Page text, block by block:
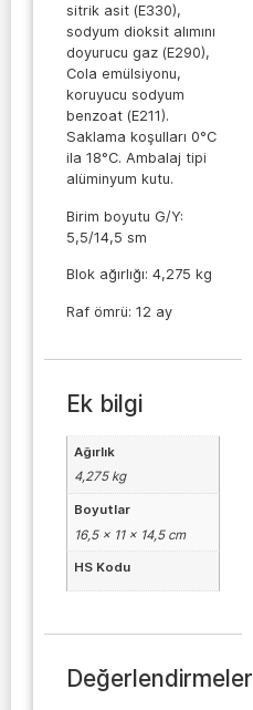
sitrik asit (E330),
sodyum dioksit alımını
doyurucu gaz (E290),
Cola emülsiyonu,
koruyucu sodyum
benzoat (E211).
Saklama koşulları 0°C
ila 18°C. Ambalaj tipi
alüminyum kutu.
Birim boyutu G/Y:
5,5/14,5 sm
Blok ağırlığı: 4,275 kg
Raf ömrü: 12 ay
Ek bilgi
Ağırlık
4,275 kg
Boyutlar
16,5 × 11 × 14,5 cm
HS Kodu
Değerlendirmeler